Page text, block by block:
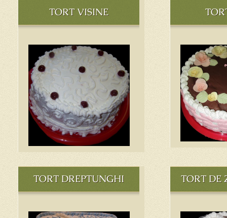
TORT VISINE
TORT DREPTUNGHI TORT DE